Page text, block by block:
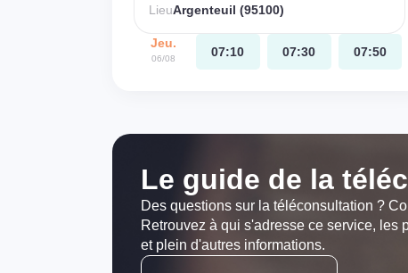
LieuArgenteuil (95100)
Jeu.
06/08 07:10 07:30 07:50
Le guide de la
Des questions sur la téléconsultation ?
Retrouvez à qui s'adresse ce service,
et plein d'autres informations.